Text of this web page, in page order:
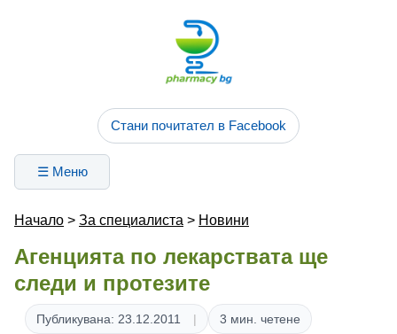
Стани почитател в Facebook
☰ Меню
Начало > За специалиста > Новини
Агенцията по лекарствата ще
следи и протезите
Публикувана: 23.12.2011
3 мин. четене